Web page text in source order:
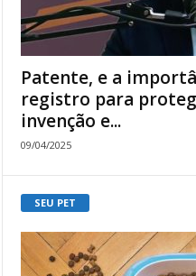
Patente, e a
registro para
invenção e...
09/04/2025
SEU PET